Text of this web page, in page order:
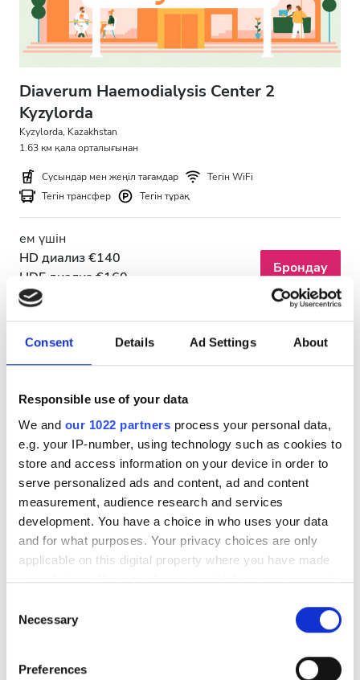
Consent Details Ad Settings About
Responsible use of your data
We and our 1022 partners process your personal data,
e.g. your IP-number, using technology such as cookies to
store and access information on your device in order to
serve personalized ads and content, ad and content
measurement, audience research and services
development. You have a choice in who uses your data
and for what purposes. Your privacy choices are only
applicable on this digital property where you have made
your choices. You can change or withdraw your consent
the Privacy trigger icon.
Selection
Necessary
Preferences
В гепатиті бар пациенттер
С гепатиті бар пациенттер
GHIC
Қызметтер
Сусындар мен жеңіл тағамдар
Тегін WiFi
Теледидар экрандары
Тегін тұрақ
Баға
0 - 100 EUR
100 - 200 EUR
200 - 300 EUR
300+ EUR
Ауысымдар
Таң
Diaverum Haemodialysis Center 2
Kyzylorda
Kyzylorda, Kazakhstan
1.63 км қала орталығынан
Сусындар мен жеңіл тағамдар
Тегін WiFi
Тегін трансфер
Тегін тұрақ
ем үшін
HD диализ €140
HDF диализ €160
Брондау
Diaverum Haemodialysis Center Kyzylorda
Kyzylorda, Kazakhstan
5.31 км қала орталығынан
Сусындар мен жеңіл тағамдар
Тегін WiFi
Тегін трансфер
Тегін тұрақ
ем үшін
HDF диализ €160
Брондау